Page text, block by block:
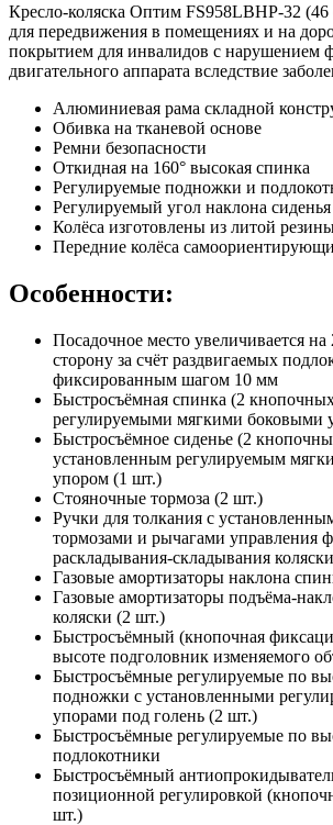
Кресло-коляска Оптим FS958LBHP-32 (46
для передвижения в помещениях и на
покрытием для инвалидов с нарушением
двигательного аппарата вследствие
Алюминиевая рама складной
Обивка на тканевой основе
Ремни безопасности
Откидная на 160° высокая спинка
Регулируемые подножки и
Регулируемый угол наклона сиденья
Колёса изготовлены из литой
Передние колёса
Особенности:
Посадочное место увеличивается
сторону за счёт раздвигаемых
фиксированным шагом 10 мм
Быстросъёмная спинка (2
регулируемыми мягкими боковыми
Быстросъёмное сиденье (2
установленным регулируемым
упором (1 шт.)
Стояночные тормоза (2 шт.)
Ручки для толкания с
тормозами и рычагами управления
раскладывания-складывания
Газовые амортизаторы наклона
Газовые амортизаторы подъёма-
коляски (2 шт.)
Быстросъёмный (кнопочная
высоте подголовник изменяемого
Быстросъёмные регулируемые по
подножки с установленными
упорами под голень (2 шт.)
Быстросъёмные регулируемые по
подлокотники
Быстросъёмный
позиционной регулировкой
шт.)